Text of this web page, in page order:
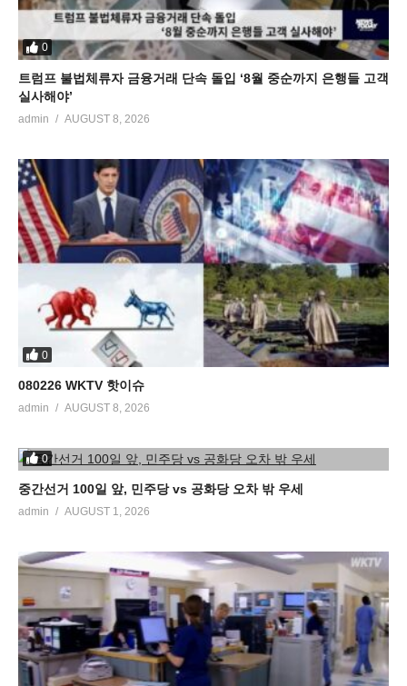
0
트럼프 불법체류자 금융거래 단속 돌입 ‘8월 중순까지 은행들 고객
실사해야’
admin AUGUST 8, 2026
0
080226 WKTV 핫이슈
admin AUGUST 8, 2026
0
중간선거 100일 앞, 민주당 vs 공화당 오차 밖 우세
admin AUGUST 1, 2026